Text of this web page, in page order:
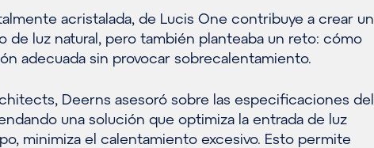
acristalada, de Lucis One contribuye a crear un
de luz natural, pero también planteaba un reto: cómo
adecuada sin provocar sobrecalentamiento.
Deerns asesoró sobre las especificaciones del
una solución que optimiza la entrada de luz
minimiza el calentamiento excesivo. Esto permite